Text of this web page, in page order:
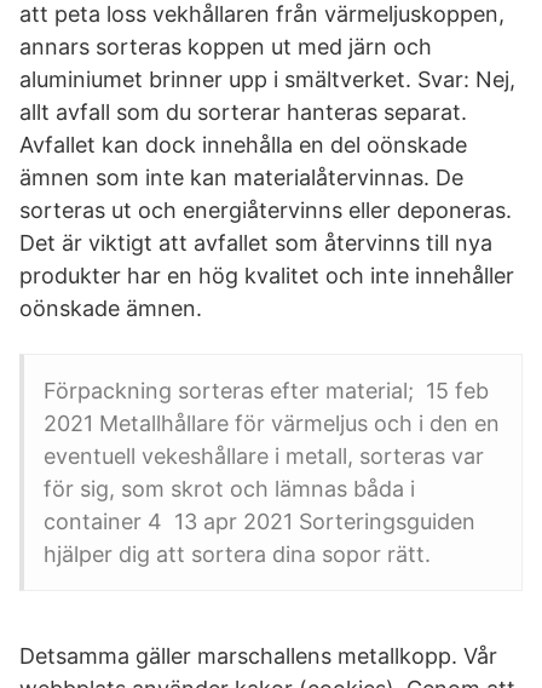
att peta loss vekhållaren från värmeljuskoppen,
annars sorteras koppen ut med järn och
aluminiumet brinner upp i smältverket. Svar: Nej,
allt avfall som du sorterar hanteras separat.
Avfallet kan dock innehålla en del oönskade
ämnen som inte kan materialåtervinnas. De
sorteras ut och energiåtervinns eller deponeras.
Det är viktigt att avfallet som återvinns till nya
produkter har en hög kvalitet och inte innehåller
oönskade ämnen.
Förpackning sorteras efter material; 15 feb
2021 Metallhållare för värmeljus och i den en
eventuell vekeshållare i metall, sorteras var
för sig, som skrot och lämnas båda i
container 4 13 apr 2021 Sorteringsguiden
hjälper dig att sortera dina sopor rätt.
Detsamma gäller marschallens metallkopp. Vår